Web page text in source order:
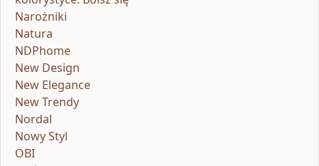
Narożniki
Natura
NDPhome
New Design
New Elegance
New Trendy
Nordal
Nowy Styl
OBI